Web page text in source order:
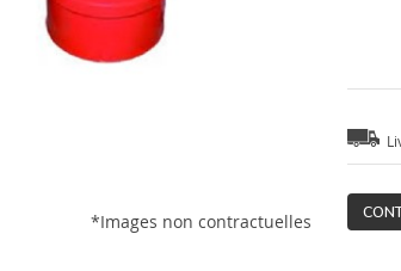
*Images non contractuelles